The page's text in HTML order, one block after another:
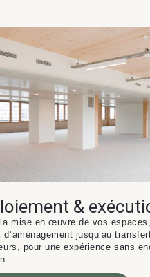
&
mise en œuvre de vos
d’aménagement jusqu’au
pour une expérience sans